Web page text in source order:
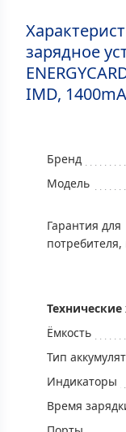
зарядное
IMD,
Бренд
Модель
Гарантия для
потребителя,
Ёмкость
Тип
Индикаторы
Время